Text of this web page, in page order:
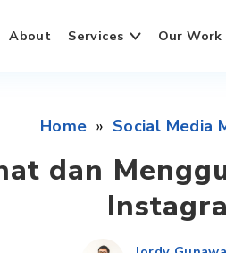
About Services Our Work
Home » Social Media
dan